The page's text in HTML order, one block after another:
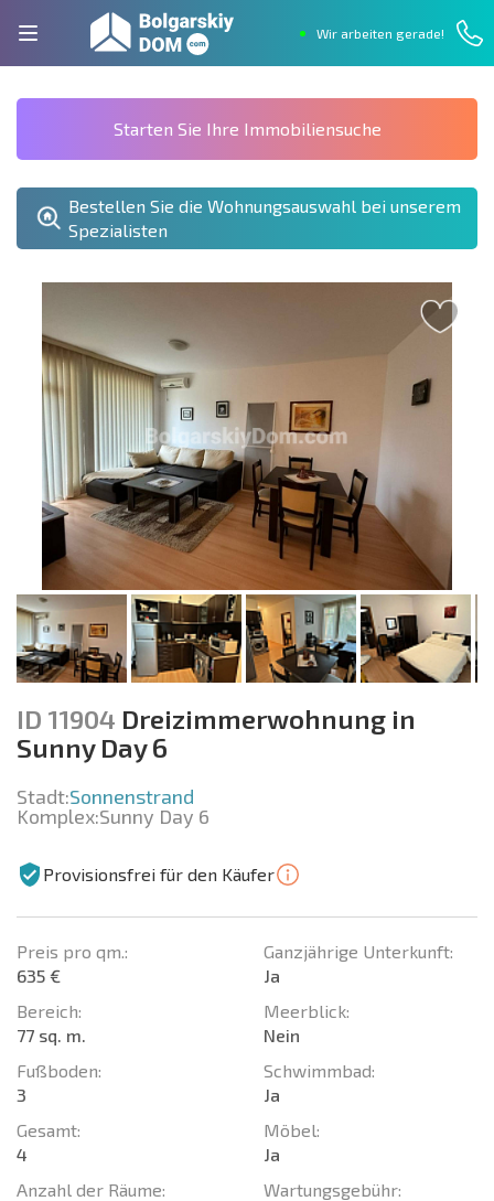
Wir arbeiten gerade!
Starten Sie Ihre Immobiliensuche
Bestellen Sie die Wohnungsauswahl bei unserem
Spezialisten
ID 11904 Dreizimmerwohnung in
Sunny Day 6
Stadt:Sonnenstrand
Komplex:Sunny Day 6
Provisionsfrei für den Käufer
Preis pro qm.:
635 €
Bereich:
77 sq. m.
Fußboden:
3
Gesamt:
4
Anzahl der Räume:
Ganzjährige Unterkunft:
Ja
Meerblick:
Nein
Schwimmbad:
Ja
Möbel:
Ja
Wartungsgebühr: